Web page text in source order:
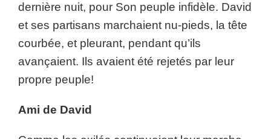
dernière nuit, pour Son peuple infidèle. David
et ses partisans marchaient nu-pieds, la tête
courbée, et pleurant, pendant qu’ils
avançaient. Ils avaient été rejetés par leur
propre peuple!
Ami de David